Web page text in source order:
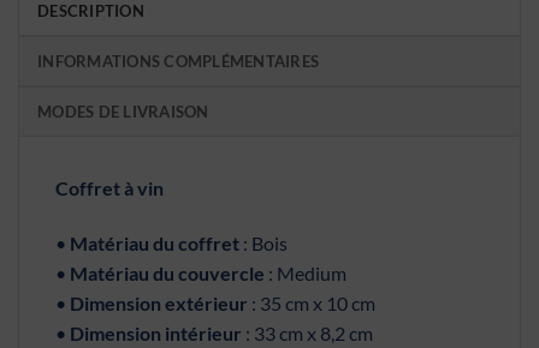
DESCRIPTION
INFORMATIONS COMPLÉMENTAIRES
MODES DE LIVRAISON
Coffret à vin
• Matériau du coffret : Bois
• Matériau du couvercle : Medium
• Dimension extérieur : 35 cm x 10 cm
• Dimension intérieur : 33 cm x 8,2 cm